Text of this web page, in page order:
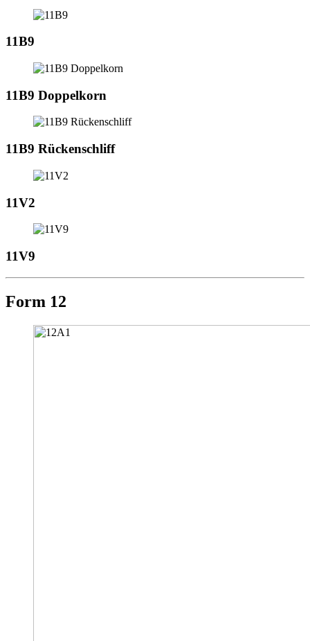
11B9
11B9 Doppelkorn
11B9 Rückenschliff
11V2
11V9
Form 12